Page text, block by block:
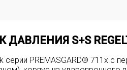
ДАВЛЕНИЯ S+S
серии PREMASGARD® 711x с